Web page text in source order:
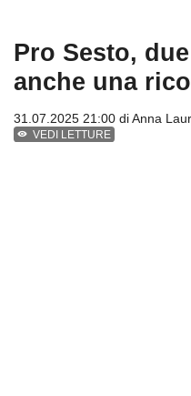
Pro Sesto,
anche una
31.07.2025 21:00 diAnna
VEDI LETTURE